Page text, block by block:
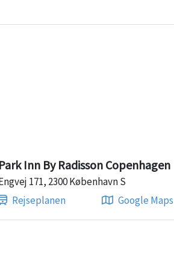
Park Inn By Radisson Copenhagen
171, 2300 København S
Rejseplanen
Google Maps